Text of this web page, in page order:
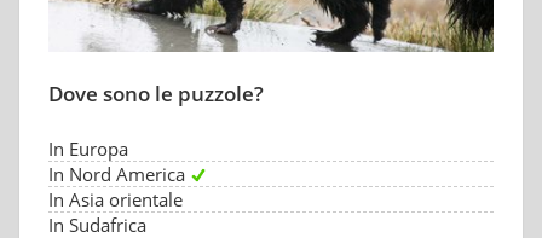
Dove sono le puzzole?
In Europa
In Nord America
In Asia orientale
In Sudafrica